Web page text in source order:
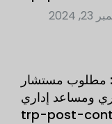
2024
مطلوب مستشار
ومساعد إداري